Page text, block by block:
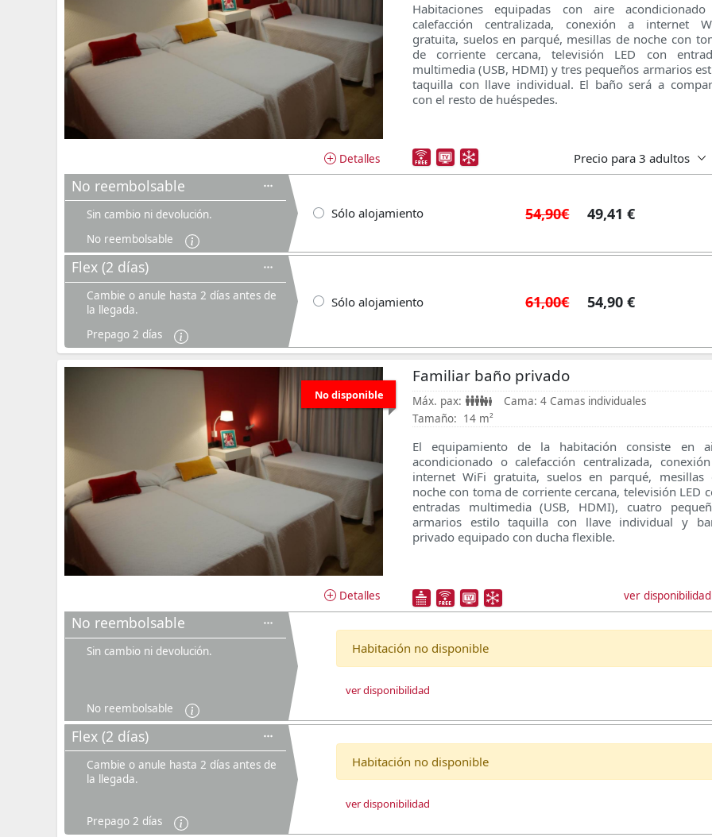
Detalles
Habitaciones equipadas con aire
calefacción centralizada, conexión a internet
gratuita, suelos en parqué, mesillas de noche con
de corriente cercana, televisión LED con
multimedia (USB, HDMI) y tres pequeños armarios
taquilla con llave individual. El baño será a
con el resto de huéspedes.
Precio para3 adultos
No reembolsable
Sin cambio ni devolución.
No reembolsable
Sólo alojamiento 54,90€ 49,41 €
Flex (2 días)
Cambie o anule hasta 2 días antes de
la llegada.
Prepago 2 días
Sólo alojamiento 61,00€ 54,90 €
No disponible
Detalles
Familiar baño privado
Máx. pax: Cama: 4 Camas individuales
Tamaño: 14 m²
El equipamiento de la habitación consiste en
acondicionado o calefacción centralizada,
internet WiFi gratuita, suelos en parqué, mesillas
noche con toma de corriente cercana, televisión LED
entradas multimedia (USB, HDMI), cuatro
armarios estilo taquilla con llave individual y
privado equipado con ducha flexible.
ver disponibilidad
No reembolsable
Sin cambio ni devolución.
No reembolsable
Habitación no disponible
ver disponibilidad
Flex (2 días)
Cambie o anule hasta 2 días antes de
la llegada.
Prepago 2 días
Habitación no disponible
ver disponibilidad